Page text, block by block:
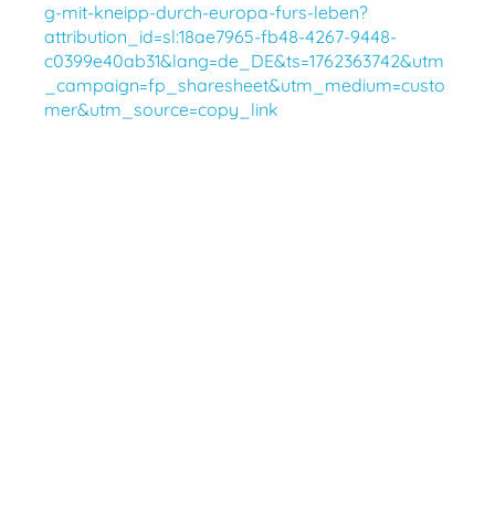
g-mit-kneipp-durch-europa-furs-leben?
attribution_id=sl:18ae7965-fb48-4267-9448-
c0399e40ab31&lang=de_DE&ts=1762363742&utm
_campaign=fp_sharesheet&utm_medium=custo
mer&utm_source=copy_link